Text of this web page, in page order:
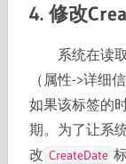
4. 修改
系统在读
（属性->详细
如果该标签的
期。为了让系
改 CreateDate